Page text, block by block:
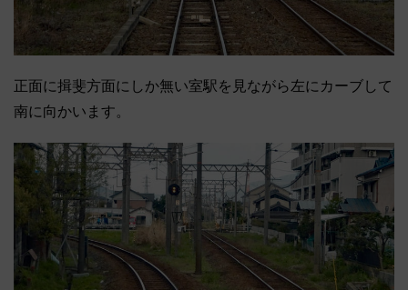
正面に揖斐方面にしか無い室駅を見ながら左にカーブして
南に向かいます。